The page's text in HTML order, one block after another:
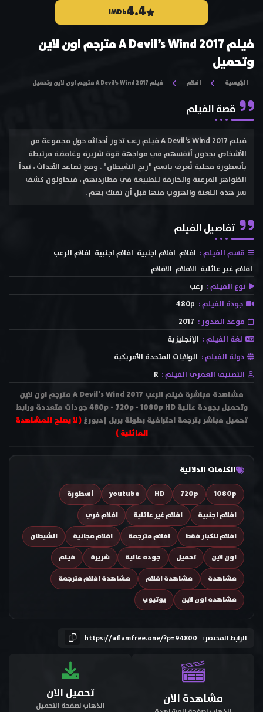
4.4
IMDb
فيلم A Devil’s Wind 2017 مترجم اون لاين
وتحميل
الرئيسية افلام فيلم A Devil’s Wind 2017 مترجم اون لاين وتحميل
قصة الفيلم
فيلم A Devil's Wind 2017 فيلم رعب تدور أحداثه حول مجموعة من
الأشخاص يجدون أنفسهم في مواجهة قوة شريرة وغامضة مرتبطة
بأسطورة محلية تُعرف باسم "ريح الشيطان" . ومع تصاعد الأحداث ، تبدأ
الظواهر المرعبة والخارقة للطبيعة في مطاردتهم ، فيحاولون كشف
سر هذه اللعنة والهروب منها قبل أن تفتك بهم .
تفاصيل الفيلم
قسم الفيلم : افلام افلام اجنبية افلام اجنبية افلام الرعب
افلام غير عائلية الافلام الافلام
نوع الفيلم : رعب
جودة الفيلم : 480p
موعد الصدور : 2017
لغة الفيلم : الإنجليزية
دولة الفيلم : الولايات المتحدة الأمريكية
التصنيف العمرى الفيلم : R
مشاهدة مباشرة فيلم الرعب A Devil's Wind 2017 مترجم اون لاين
وتحميل بجودة عالية 480p - 720p - 1080p HD جودات متعددة ورابط
تحميل مباشر بترجمة احترافية بطولة بريل إدبورغ( لا يصلح للمشاهدة
العائلية )
الكلمات الدلالية
1080p
720p
HD
youtube
أسطورة
افلام اجنبية
افلام غير عائلية
افلام فري
افلام للكبار فقط
افلام مترجمة افلام مجانية
الشيطان
اون لاين
تحميل جوده عالية شريرة
فيلم
مشاهدة
مشاهدة افلام
مشاهدة افلام مترجمة
مشاهده اون لاين
يوتيوب
الرابط المختصر : https://aflamfree.one/?p=94800
مشاهدة الان تحميل الان
الذهاب لصفحة التحميل